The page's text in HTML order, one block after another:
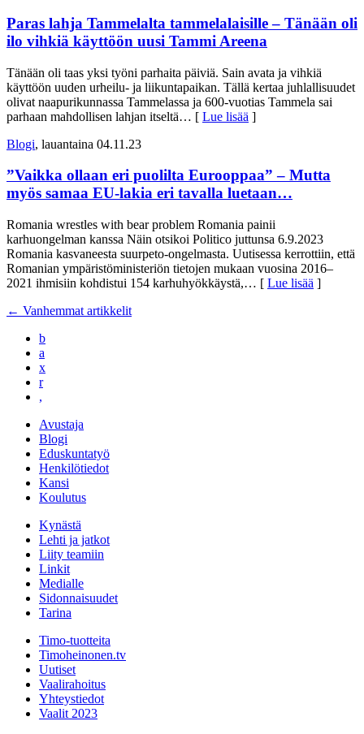
Paras lahja Tammelalta tammelalaisille – Tänään oli
ilo vihkiä käyttöön uusi Tammi Areena
Tänään oli taas yksi työni parhaita päiviä. Sain avata ja vihkiä
käyttöön uuden urheilu- ja liikuntapaikan. Tällä kertaa juhlallisuudet
olivat naapurikunnassa Tammelassa ja 600-vuotias Tammela sai
parhaan mahdollisen lahjan itseltä… [ Lue lisää ]
Blogi, lauantaina 04.11.23
”Vaikka ollaan eri puolilta Eurooppaa” – Mutta
myös samaa EU-lakia eri tavalla luetaan…
Romania wrestles with bear problem Romania painii
karhuongelman kanssa Näin otsikoi Politico juttunsa 6.9.2023
Romania kasvaneesta suurpeto-ongelmasta. Uutisessa kerrottiin, että
Romanian ympäristöministeriön tietojen mukaan vuosina 2016–
2021 ihmisiin kohdistui 154 karhuhyökkäystä,… [ Lue lisää ]
← Vanhemmat artikkelit
b
a
x
r
,
Avustaja
Blogi
Eduskuntatyö
Henkilötiedot
Kansi
Koulutus
Kynästä
Lehti ja jatkot
Liity teamiin
Linkit
Medialle
Sidonnaisuudet
Tarina
Timo-tuotteita
Timoheinonen.tv
Uutiset
Vaalirahoitus
Yhteystiedot
Vaalit 2023